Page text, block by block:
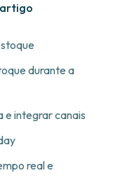
artigo
durante a
e integrar canais
real e